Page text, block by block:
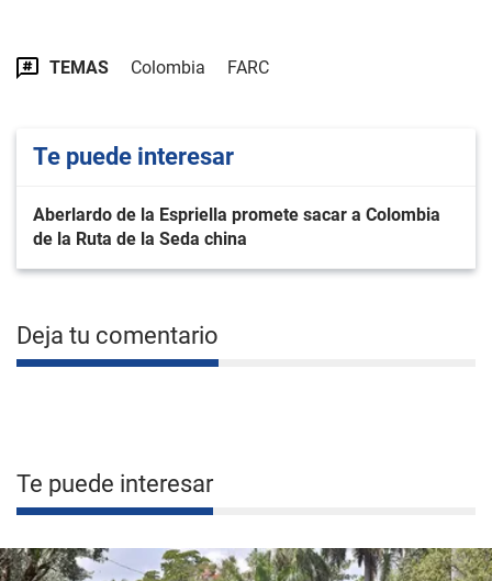
TEMAS Colombia FARC
Te puede interesar
Aberlardo de la Espriella promete sacar a Colombia
de la Ruta de la Seda china
Deja tu comentario
Te puede interesar